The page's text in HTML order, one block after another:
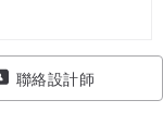
聯絡設計師